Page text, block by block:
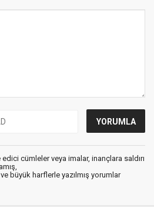
cümleler veya imalar, inançlara saldırı
büyük harflerle yazılmış yorumlar